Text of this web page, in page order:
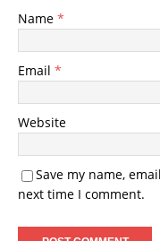
Name *
Email *
Website
Save my name,
next time I comment.